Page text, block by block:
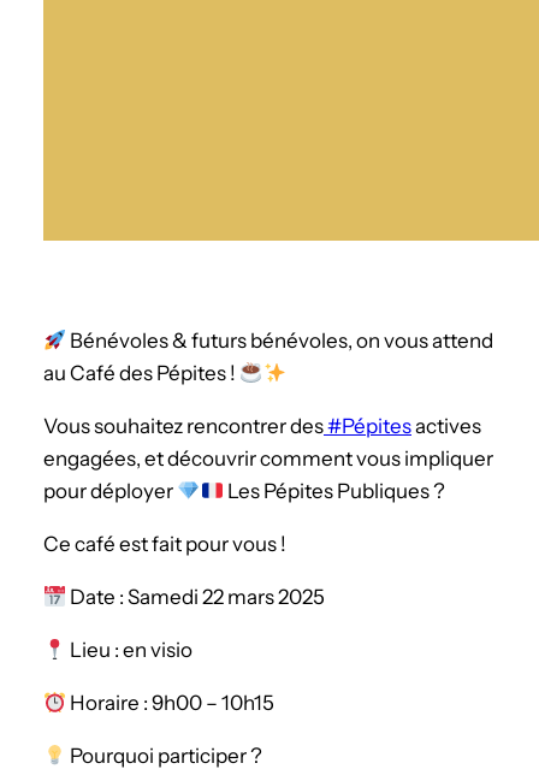
Bénévoles & futurs bénévoles, on vous attend
au Café des Pépites !
Vous souhaitez rencontrer des#Pépitesactives
engagées, et découvrir comment vous impliquer
pour déployer
Les Pépites Publiques ?
Ce café est fait pour vous !
Date : Samedi 22 mars 2025
Lieu : en visio
Horaire : 9h00 – 10h15
Pourquoi participer ?